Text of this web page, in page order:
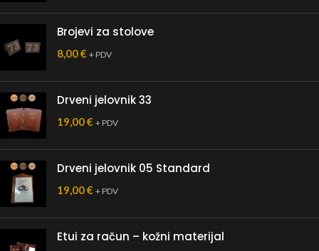
Brojevi za stolove
8,00€ + PDV
Drveni jelovnik 33
19,00€ + PDV
Drveni jelovnik 05 Standard
19,00€ + PDV
Etui za račun – kožni materijal